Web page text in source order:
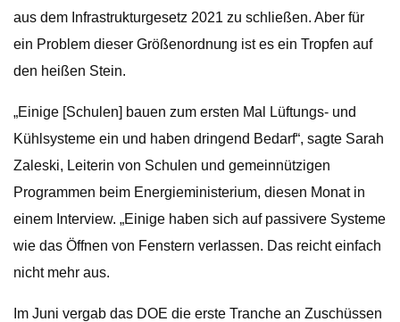
aus dem Infrastrukturgesetz 2021 zu schließen. Aber für
ein Problem dieser Größenordnung ist es ein Tropfen auf
den heißen Stein.
„Einige [Schulen] bauen zum ersten Mal Lüftungs- und
Kühlsysteme ein und haben dringend Bedarf“, sagte Sarah
Zaleski, Leiterin von Schulen und gemeinnützigen
Programmen beim Energieministerium, diesen Monat in
einem Interview. „Einige haben sich auf passivere Systeme
wie das Öffnen von Fenstern verlassen. Das reicht einfach
nicht mehr aus.
Im Juni vergab das DOE die erste Tranche an Zuschüssen